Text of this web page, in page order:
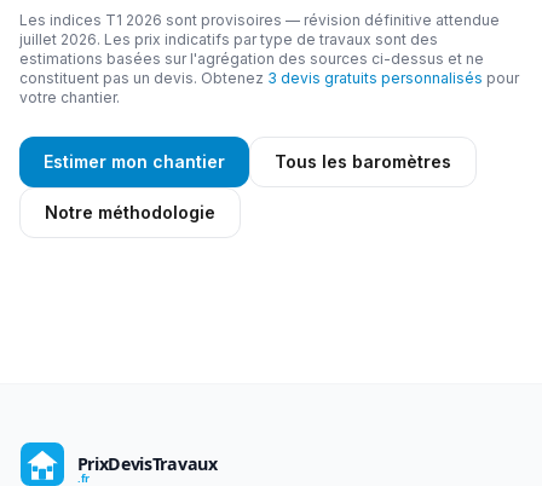
Les indices T1 2026 sont provisoires — révision définitive attendue
juillet 2026. Les prix indicatifs par type de travaux sont des
estimations basées sur l'agrégation des sources ci-dessus et ne
constituent pas un devis. Obtenez 3 devis gratuits personnalisés pour
votre chantier.
Estimer mon chantier Tous les baromètres
Notre méthodologie